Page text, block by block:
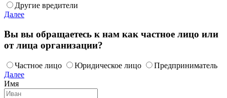
Другие вредители
Далее
Вы вы обращаетесь к нам как частное лицо или
от лица организации?
Частное лицо Юридическое лицо
Предприниматель
Далее
Имя